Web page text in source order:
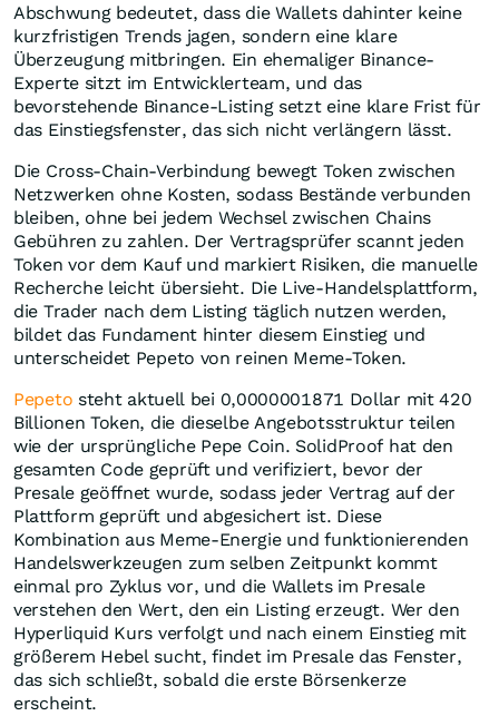
Abschwung bedeutet, dass die Wallets dahinter keine
kurzfristigen Trends jagen, sondern eine klare
Überzeugung mitbringen. Ein ehemaliger Binance-
Experte sitzt im Entwicklerteam, und das
bevorstehende Binance-Listing setzt eine klare Frist für
das Einstiegsfenster, das sich nicht verlängern lässt.
Die Cross-Chain-Verbindung bewegt Token zwischen
Netzwerken ohne Kosten, sodass Bestände verbunden
bleiben, ohne bei jedem Wechsel zwischen Chains
Gebühren zu zahlen. Der Vertragsprüfer scannt jeden
Token vor dem Kauf und markiert Risiken, die manuelle
Recherche leicht übersieht. Die Live-Handelsplattform,
die Trader nach dem Listing täglich nutzen werden,
bildet das Fundament hinter diesem Einstieg und
unterscheidet Pepeto von reinen Meme-Token.
Pepeto steht aktuell bei 0,0000001871 Dollar mit 420
Billionen Token, die dieselbe Angebotsstruktur teilen
wie der ursprüngliche Pepe Coin. SolidProof hat den
gesamten Code geprüft und verifiziert, bevor der
Presale geöffnet wurde, sodass jeder Vertrag auf der
Plattform geprüft und abgesichert ist. Diese
Kombination aus Meme-Energie und funktionierenden
Handelswerkzeugen zum selben Zeitpunkt kommt
einmal pro Zyklus vor, und die Wallets im Presale
verstehen den Wert, den ein Listing erzeugt. Wer den
Hyperliquid Kurs verfolgt und nach einem Einstieg mit
größerem Hebel sucht, findet im Presale das Fenster,
das sich schließt, sobald die erste Börsenkerze
erscheint.